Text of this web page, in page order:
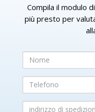
Compila il modulo
più presto per
Nome
Telefono
indirizzo